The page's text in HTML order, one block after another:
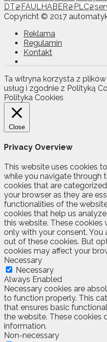
DT2FAULHABER2PLC2
Copyricht © 2017
Reklama
Regulamin
Kontakt
Ta witryna korzysta z
usług i zgodnie z Polityką
Polityka Cookies
Close
Privacy Overview
This website uses cookies
while you navigate through
cookies that are
your browser as they are
functionalities of the
cookies that help us
this website. These cookies
only with your consent.
out of these cookies. But
cookies may affect your
Necessary
Necessary
Always Enabled
Necessary cookies are
to function properly. This
that ensures basic
the website. These cookies
information.
Non-necessary